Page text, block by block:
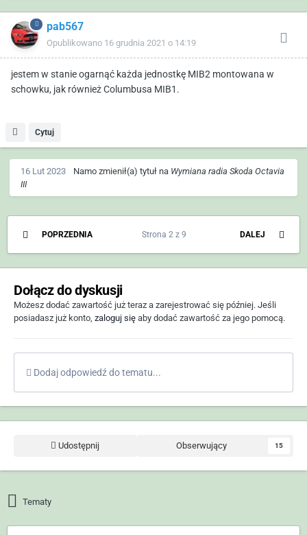
pab567
Opublikowano 16 grudnia 2021 o 14:19
jestem w stanie ogarnąć każda jednostkę MIB2 montowana w
schowku, jak również Columbusa MIB1.
Cytuj
16 Lut 2023 Namo zmienił(a) tytuł na Wymiana radia Skoda Octavia
III
POPRZEDNIA DALEJ
Strona 2 z 9
Dołącz do dyskusji
Możesz dodać zawartość już teraz a zarejestrować się później. Jeśli
posiadasz już konto, zaloguj się aby dodać zawartość za jego pomocą.
Dodaj odpowiedź do tematu...
Udostępnij Obserwujący 15
Tematy